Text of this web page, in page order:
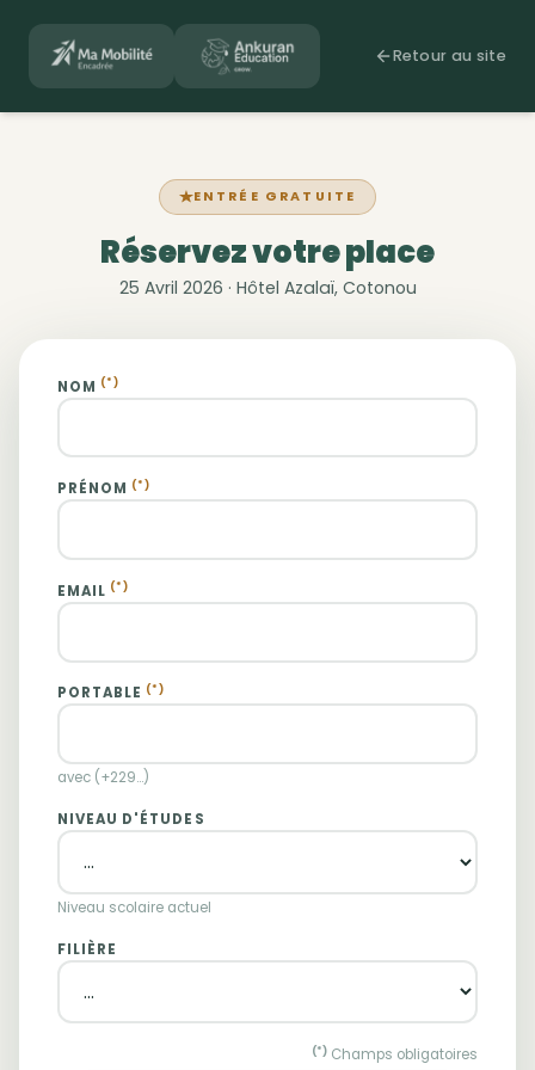
Retour au site
ENTRÉE GRATUITE
Réservez votre place
25 Avril 2026 · Hôtel Azalaï, Cotonou
NOM (*)
PRÉNOM (*)
EMAIL (*)
PORTABLE (*)
avec (+229...)
NIVEAU D'ÉTUDES
Niveau scolaire actuel
FILIÈRE
(*) Champs obligatoires